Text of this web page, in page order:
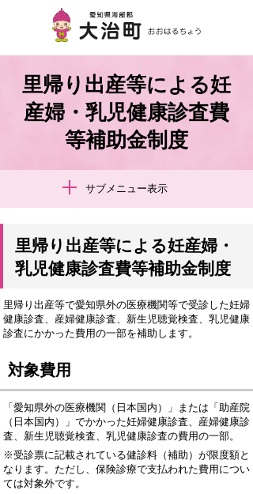
里帰り出産等による妊
産婦・乳児健康診査費
等補助金制度
サブメニュー表示
里帰り出産等による妊産婦・
乳児健康診査費等補助金制度
里帰り出産等で愛知県外の医療機関等で受診した妊婦
健康診査、産婦健康診査、新生児聴覚検査、乳児健康
診査にかかった費用の一部を補助します。
対象費用
「愛知県外の医療機関（日本国内）」または「助産院
（日本国内）」でかかった妊婦健康診査、産婦健康診
査、新生児聴覚検査、乳児健康診査の費用の一部。
※受診票に記載されている健診料（補助）が限度額と
なります。ただし、保険診療で支払われた費用につい
ては対象外です。